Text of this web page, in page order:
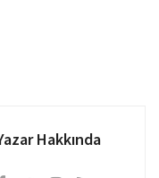
Hakkında